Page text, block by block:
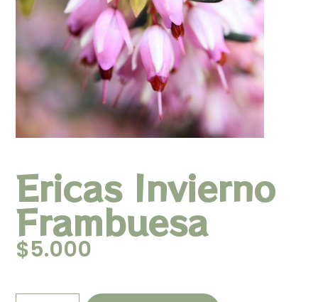
Ericas Invierno
Frambuesa
$5.000